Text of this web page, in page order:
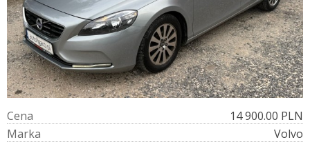
Cena
14 900.00 PLN
Marka
Volvo